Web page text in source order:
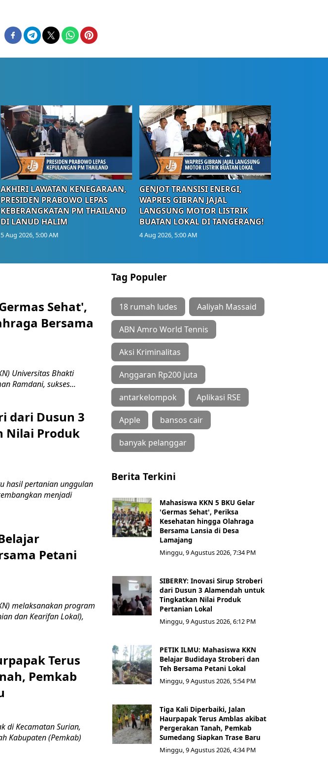
AKHIRI LAWATAN KENEGARAAN,
PRESIDEN PRABOWO LEPAS
KEBERANGKATAN PM THAILAND
DI LANUD HALIM
5 Aug 2026, 5:00 AM
GENJOT TRANSISI ENERGI,
WAPRES GIBRAN JAJAL
LANGSUNG MOTOR LISTRIK
BUATAN LOKAL DI TANGERANG!
4 Aug 2026, 5:00 AM
Sehat',
Bersama
Universitas Bhakti
Ramdani, sukses...
dari Dusun 3
Nilai Produk
hasil pertanian unggulan
menjadi
Petani
melaksanakan program
dan Kearifan Lokal),
Terus
Pemkab
di Kecamatan Surian,
Kabupaten (Pemkab)
Tag Populer
18 rumah ludes Aaliyah Massaid
ABN Amro World Tennis
Aksi Kriminalitas
Anggaran Rp200 juta
antarkelompok Aplikasi RSE
Apple bansos cair
banyak pelanggar
Berita Terkini
Mahasiswa KKN 5 BKU Gelar
'Germas Sehat', Periksa
Kesehatan hingga Olahraga
Bersama Lansia di Desa
Lamajang
Minggu, 9 Agustus 2026, 7:34 PM
SIBERRY: Inovasi Sirup Stroberi
dari Dusun 3 Alamendah untuk
Tingkatkan Nilai Produk
Pertanian Lokal
Minggu, 9 Agustus 2026, 6:12 PM
PETIK ILMU: Mahasiswa KKN
Belajar Budidaya Stroberi dan
Teh Bersama Petani Lokal
Minggu, 9 Agustus 2026, 5:54 PM
Tiga Kali Diperbaiki, Jalan
Haurpapak Terus Amblas akibat
Pergerakan Tanah, Pemkab
Sumedang Siapkan Trase Baru
Minggu, 9 Agustus 2026, 4:34 PM